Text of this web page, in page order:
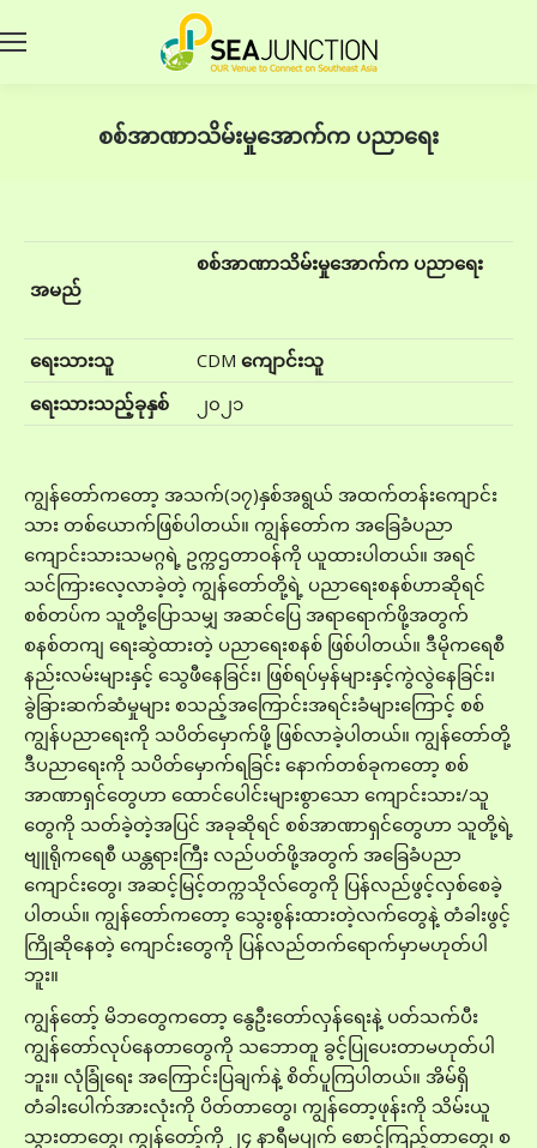
စစ်အာဏာသိမ်းမှုအောက်က ပညာရေး
အမည်
စစ်အာဏာသိမ်းမှုအောက်က ပညာရေး
ရေးသားသူ CDM ကျောင်းသူ
ရေးသားသည့်ခုနှစ်
၂၀၂၁
ကျွန်တော်ကတော့ အသက်(၁၇)နှစ်အရွယ် အထက်တန်းကျောင်း
သား တစ်ယောက်ဖြစ်ပါတယ်။ ကျွန်တော်က အခြေခံပညာ
ကျောင်းသားသမဂ္ဂရဲ့ ဥက္ကဌတာဝန်ကို ယူထားပါတယ်။ အရင်
သင်ကြားလေ့လာခဲ့တဲ့ ကျွန်တော်တို့ရဲ့ ပညာရေးစနစ်ဟာဆိုရင်
စစ်တပ်က သူတို့ပြောသမျှ အဆင်ပြေ အရာရောက်ဖို့အတွက်
စနစ်တကျ ရေးဆွဲထားတဲ့ ပညာရေးစနစ် ဖြစ်ပါတယ်။ ဒီမိုကရေစီ
နည်းလမ်းများနှင့် သွေဖီနေခြင်း၊ ဖြစ်ရပ်မှန်များနှင့်ကွဲလွဲနေခြင်း၊
ခွဲခြားဆက်ဆံမှုများ စသည့်အကြောင်းအရင်းခံများကြောင့် စစ်
ကျွန်ပညာရေးကို သပိတ်မှောက်ဖို့ ဖြစ်လာခဲ့ပါတယ်။ ကျွန်တော်တို့
ဒီပညာ‌‌ရေးကို သပိတ်မှောက်ရခြင်း နောက်တစ်ခုကတော့ စစ်
အာဏာရှင်တွေဟာ ထောင်ပေါင်းများစွာသော ကျောင်းသား/သူ
တွေကို သတ်ခဲ့တဲ့အပြင် အခုဆိုရင် စစ်အာဏာရှင်တွေဟာ သူတို့ရဲ့
ဗျူရိုကရေစီ ယန္တရားကြီး လည်ပတ်ဖို့အတွက် အခြေခံပညာ
ကျောင်းတွေ၊ အဆင့်မြင့်တက္ကသိုလ်တွေကို ပြန်လည်ဖွင့်လှစ်စေခဲ့
ပါတယ်။ ကျွန်တော်ကတော့ သွေးစွန်းထားတဲ့လက်တွေနဲ့ တံခါးဖွင့်
ကြိုဆိုနေတဲ့ ကျောင်းတွေကို ပြန်လည်တက်ရောက်မှာမဟုတ်ပါ
ဘူး။
ကျွန်တော့် မိဘတွေကတော့ နွေဦးတော်လှန်ရေးနဲ့ ပတ်သက်ပီး
ကျွန်တော်လုပ်နေတာတွေကို သဘောတူ ခွင့်ပြုပေးတာမဟုတ်ပါ
ဘူး။ လုံခြုံရေး အကြောင်းပြချက်နဲ့ စိတ်ပူကြပါတယ်။ အိမ်ရှိ
တံခါးပေါက်အားလုံးကို ပိတ်တာတွေ၊ ကျွန်တော့ဖုန်းကို သိမ်းယူ
သွားတာတွေ၊ ကျွန်တော့်ကို ၂၄ နာရီမပျက် စောင့်ကြည့်တာတွေ၊ စ